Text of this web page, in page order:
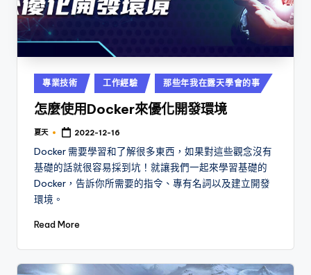
Posted
in
專業技術 工作經驗 那些年我在露天學會的事
怎麼使用Docker來優化開發環境
Posted
夏天 2022-12-16
Docker 需要學習和了解很多東西，如果對這些觀念沒有
基礎的話就很容易採到坑！就讓我們一起來學習基礎的
Docker，告訴你所需要的指令、專有名詞以及建立開發
環境。
Read More